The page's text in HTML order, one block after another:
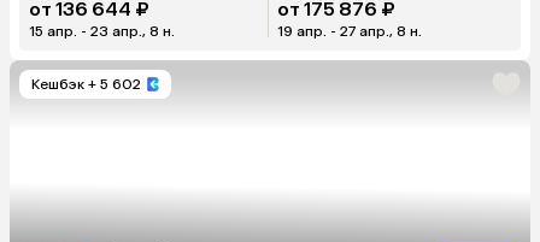
от 136 644 ₽
15 апр. - 23 апр., 8 н.
от 175 876 ₽
19 апр. - 27 апр., 8 н.
Кешбэк + 5 602